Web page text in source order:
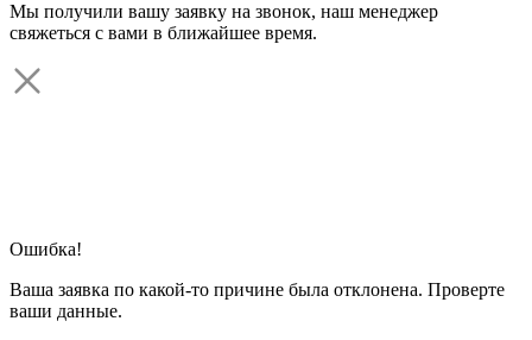
Мы получили вашу заявку на звонок, наш менеджер
свяжеться с вами в ближайшее время.
Ошибка!
Ваша заявка по какой-то причине была отклонена. Проверте
ваши данные.